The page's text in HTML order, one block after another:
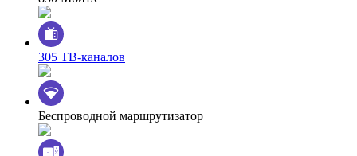
305 ТВ-каналов
Беспроводной маршрутизатор